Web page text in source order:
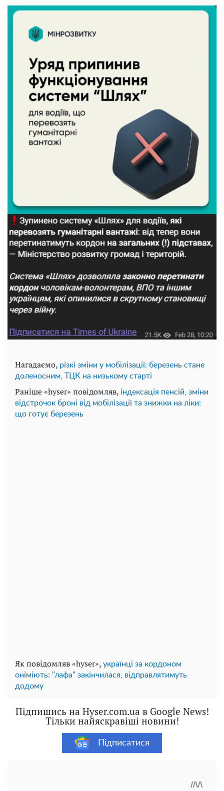
Нагадаємо, різкі зміни у мобілізації: березень стане
доленосним, ТЦК на низькому старті
Раніше «hyser» повідомляв, індексація пенсій, зміни
відстрочок броні від мобілізації та знижки на ліки:
що готує березень
Як повідомляв «hyser», українці за кордоном
оніміють: "лафа" закінчилася, відправлятимуть
додому
Підпишись на Hyser.com.ua в Google News!
Тільки найяскравіші новини!
Підписатися